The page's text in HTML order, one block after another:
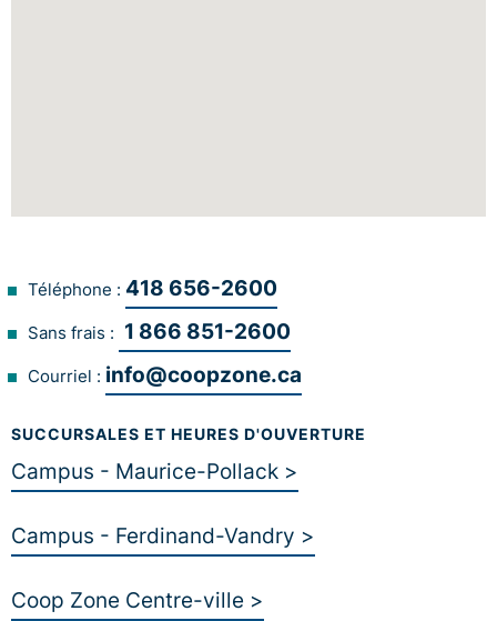
Téléphone : 418 656-2600
Sans frais : 1 866 851-2600
Courriel : info@coopzone.ca
SUCCURSALES ET HEURES D'OUVERTURE
Campus - Maurice-Pollack >
Campus - Ferdinand-Vandry >
Coop Zone Centre-ville >